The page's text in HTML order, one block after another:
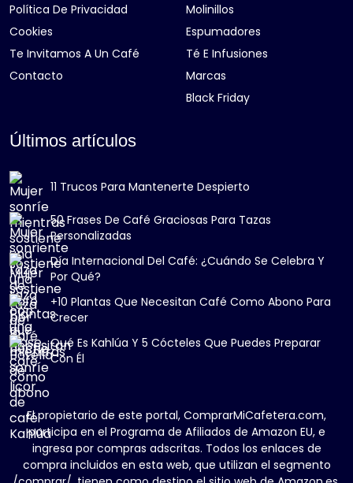
Política De Privacidad
Cookies
Te Invitamos A Un Café
Contacto
Molinillos
Espumadores
Té E Infusiones
Marcas
Black Friday
Últimos artículos
11 Trucos Para Mantenerte Despierto
50 Frases De Café Graciosas Para Tazas
Personalizadas
Día Internacional Del Café: ¿Cuándo Se Celebra Y
Por Qué?
+10 Plantas Que Necesitan Café Como Abono Para
Crecer
Qué Es Kahlúa Y 5 Cócteles Que Puedes Preparar
Con Él
El propietario de este portal, ComprarMiCafetera.com,
participa en el Programa de Afiliados de Amazon EU, e
ingresa por compras adscritas. Todos los enlaces de
compra incluidos en esta web, que utilizan el segmento